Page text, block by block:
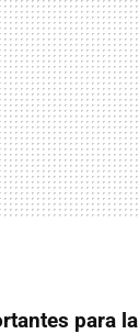
para la